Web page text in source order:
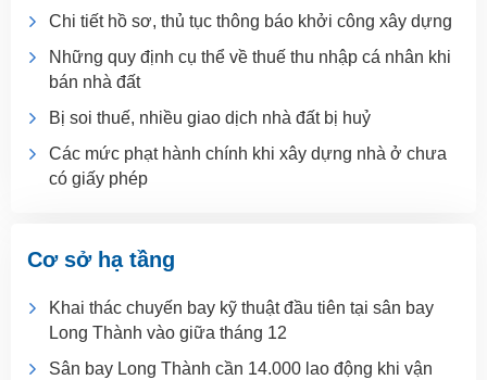
Chi tiết hồ sơ, thủ tục thông báo khởi công xây dựng
Những quy định cụ thể về thuế thu nhập cá nhân khi
bán nhà đất
Bị soi thuế, nhiều giao dịch nhà đất bị huỷ
Các mức phạt hành chính khi xây dựng nhà ở chưa
có giấy phép
Cơ sở hạ tầng
Khai thác chuyến bay kỹ thuật đầu tiên tại sân bay
Long Thành vào giữa tháng 12
Sân bay Long Thành cần 14.000 lao động khi vận